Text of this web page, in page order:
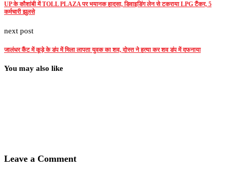
UP के कौशांबी में TOLL PLAZA पर भयानक हादसा, डिवाइडिंग लेन से टकराया LPG टैंकर, 5
कर्मचारी झुलसे
next post
जालंधर कैंट में कूड़े के डंप में मिला लापता युवक का शव, दोस्त ने हत्या कर शव डंप में दफनाया
You may also like
Leave a Comment